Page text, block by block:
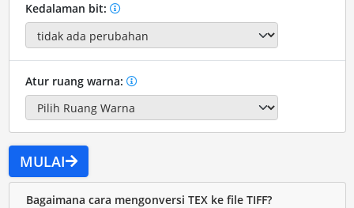
Kedalaman bit:
Atur ruang warna:
MULAI
Bagaimana cara mengonversi TEX ke file TIFF?